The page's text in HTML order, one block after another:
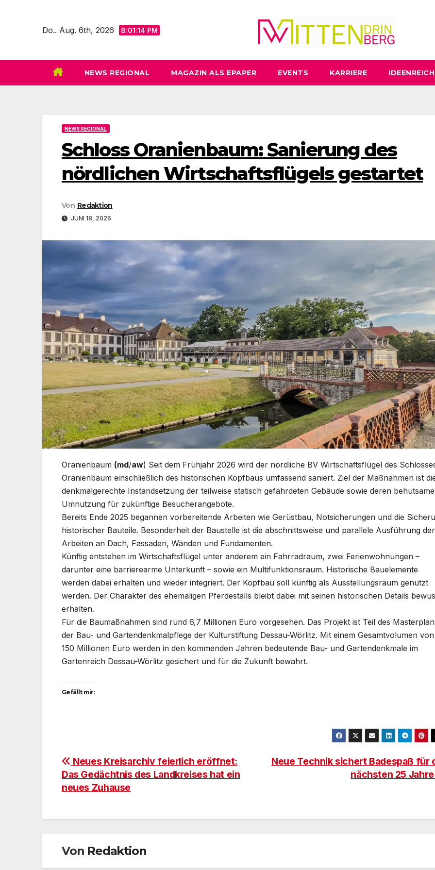
Do.. Aug. 6th, 2026 8:01:15 PM
NEWS REGIONAL MAGAZIN ALS EPAPER EVENTS KARRIERE IDEENREICH
NEWS REGIONAL
Schloss Oranienbaum: Sanierung des
nördlichen Wirtschaftsflügels gestartet
Von Redaktion
JUNI 18, 2026
Oranienbaum (md/aw) Seit dem Frühjahr 2026 wird der nördliche BV Wirtschaftsflügel des
Oranienbaum einschließlich des historischen Kopfbaus umfassend saniert. Ziel der Maßnahmen ist
denkmalgerechte Instandsetzung der teilweise statisch gefährdeten Gebäude sowie deren behutsame
Umnutzung für zukünftige Besucherangebote.
Bereits Ende 2025 begannen vorbereitende Arbeiten wie Gerüstbau, Notsicherungen und die
historischer Bauteile. Besonderheit der Baustelle ist die abschnittsweise und parallele Ausführung der
Arbeiten an Dach, Fassaden, Wänden und Fundamenten.
Künftig entstehen im Wirtschaftsflügel unter anderem ein Fahrradraum, zwei Ferienwohnungen –
darunter eine barrierearme Unterkunft – sowie ein Multifunktionsraum. Historische Bauelemente
werden dabei erhalten und wieder integriert. Der Kopfbau soll künftig als Ausstellungsraum genutzt
werden. Der Charakter des ehemaligen Pferdestalls bleibt dabei mit seinen historischen Details
erhalten.
Für die Baumaßnahmen sind rund 6,7 Millionen Euro vorgesehen. Das Projekt ist Teil des
der Bau- und Gartendenkmalpflege der Kulturstiftung Dessau-Wörlitz. Mit einem Gesamtvolumen von
150 Millionen Euro werden in den kommenden Jahren bedeutende Bau- und Gartendenkmale im
Gartenreich Dessau-Wörlitz gesichert und für die Zukunft bewahrt.
Gefällt mir:
Beitragsnavigation
Neue Technik sichert Badespaß für
nächsten 25
Neues Kreisarchiv feierlich eröffnet:
Das Gedächtnis des Landkreises hat ein
neues Zuhause
Von Redaktion